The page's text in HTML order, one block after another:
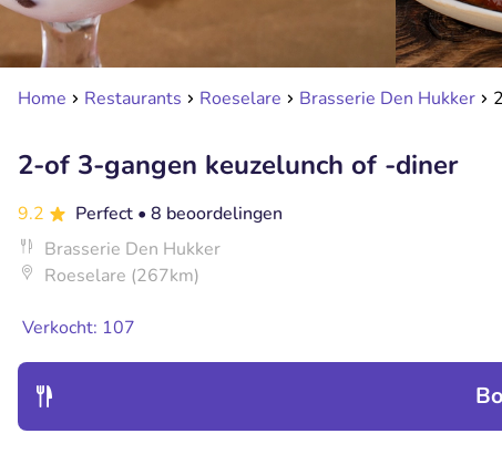
Home Restaurants Roeselare Brasserie Den Hukker
2-of 3-gangen keuzelunch of -diner
9.2 Perfect • 8 beoordelingen
Brasserie Den Hukker
Roeselare (267km)
Verkocht: 107